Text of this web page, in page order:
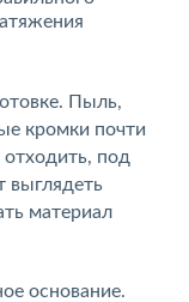
Пыль,
кромки почти
отходить, под
выглядеть
материал
основание.